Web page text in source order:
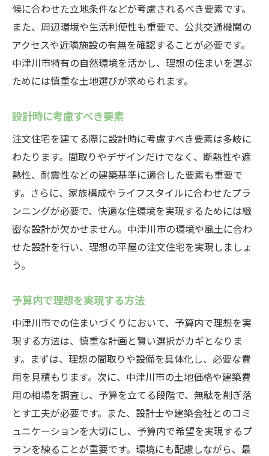
候に合わせた立地条件などが考慮されるべき要素です。
また、周辺環境や生活利便性も重要で、公共交通機関の
アクセスや近隣施設の有無を確認することが必要です。
中津川市特有の自然環境を活かし、理想の住まいを選ぶ
ためには慎重な土地選びが求められます。
設計時に考慮すべき要素
注文住宅を建てる際に設計時に考慮すべき要素は多岐に
わたります。間取りやデザインだけでなく、断熱性や遮
熱性、耐震性などの建築基準に適合した要素も重要で
す。さらに、家族構成やライフスタイルに合わせたプラ
ンニングが必要で、快適な住環境を実現するためには緻
密な設計が欠かせません。中津川市の環境や風土に合わ
せた設計を行い、理想の平屋の注文住宅を実現しましょ
う。
予算内で理想を実現する方法
中津川市での住まいづくりにおいて、予算内で理想を実
現する方法は、慎重な計画と賢い選択がカギとなりま
す。まずは、理想の間取りや設備を具体化し、必要な費
用を見積もります。次に、中津川市の土地価格や建築費
用の相場を調査し、予算を立てる段階で、無駄を削ぎ落
とす工夫が必要です。また、設計士や建築会社とのコミ
ュニケーションを大切にし、予算内で希望を実現するプ
ランを練ることが重要です。環境にも配慮しながら、最